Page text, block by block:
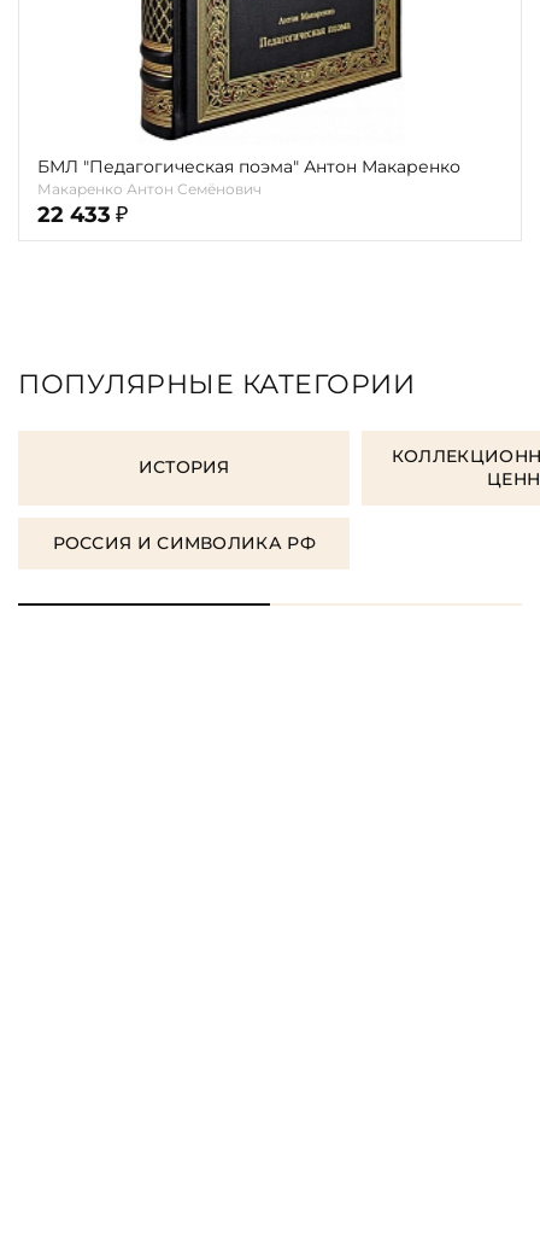
БМЛ "Педагогическая поэма" Антон Макаренко
Макаренко Антон Семёнович
22 433 ₽
ПОПУЛЯРНЫЕ КАТЕГОРИИ
ИСТОРИЯ
РОССИЯ И СИМВОЛИКА РФ